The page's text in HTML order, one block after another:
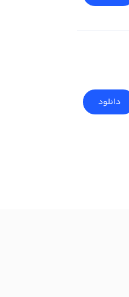
دانلود